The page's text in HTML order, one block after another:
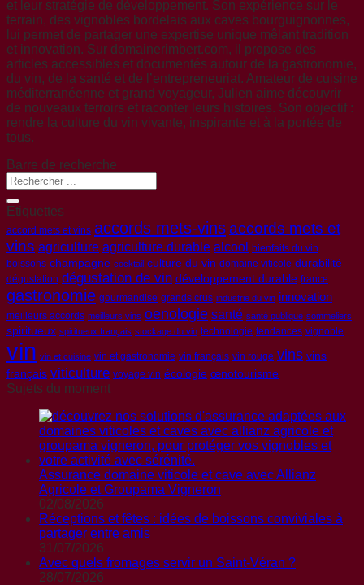
et leur stratégie de développement. Son expérience sur le
terrain, des vignobles bordelais aux caves bourguignonnes,
lui permet de partager une expertise unique mêlant tradition
et innovation. Sur domainerimbert.com, il propose des
articles accessibles et documentés autour de la gastronomie,
du vin, de la santé et de l’entrepreneuriat. Amateur de cuisine
méditerranéenne et grand voyageur, Julien aime découvrir
de nouveaux terroirs et raconter leurs histoires. Son objectif :
rendre la culture du vin vivante, inspirante et à la portée de
tous.
Barre de recherche
Etiquettes
accord mets et vins accords mets-vinsaccords mets et
vins agriculture agriculture durable alcool bienfaits du vin
boissons champagne cocktail culture du vin domaine viticole durabilité
dégustation dégustation de vin développement durable france
gastronomie gourmandise grands crus industrie du vin innovation
meilleurs accords meilleurs vins oenologie santé santé publique sommeliers
spiritueux spiritueux français stockage du vin technologie tendances vignoble
vin vin et cuisine vin et gastronomie vin français vin rouge vins vins
français viticulture voyage vin écologie œnotourisme
Sujets du moment
Assurance domaine viticole et cave avec Allianz
Agricole et Groupama Vigneron
02/08/2026
Réceptions et fêtes : idées de boissons conviviales à
partager entre amis
31/07/2026
Avec quels fromages servir un Saint-Véran ?
28/07/2026